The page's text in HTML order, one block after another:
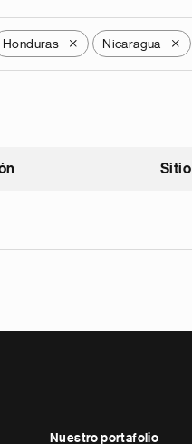
Honduras X Nicaragua X
Sitio
Nuestro portafolio